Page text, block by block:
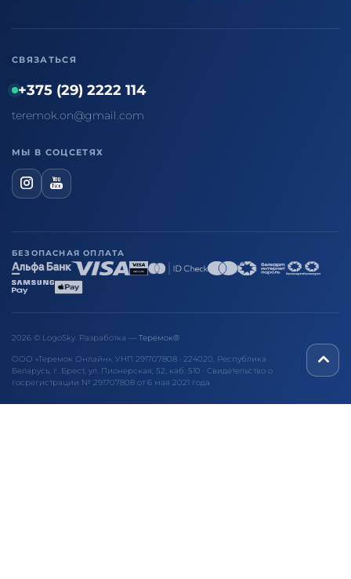
СВЯЗАТЬСЯ
+375 (29) 2222 114
teremok.on@gmail.com
МЫ В СОЦСЕТЯХ
БЕЗОПАСНАЯ ОПЛАТА
2026 © LogoSky. Разработка — Теремок®
ООО «Теремок Онлайн», УНП 291707808 · 224020, Республика
Беларусь, г. Брест, ул. Пионерская, 52, каб. 510 · Свидетельство о
госрегистрации № 291707808 от 6 мая 2021 года